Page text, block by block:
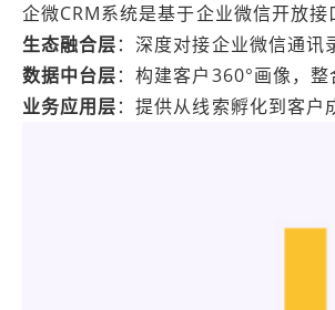
企微CRM系统是基于企业微信开放
生态融合层：深度对接企业微信通
数据中台层：构建客户360°画像，
业务应用层：提供从线索孵化到客户